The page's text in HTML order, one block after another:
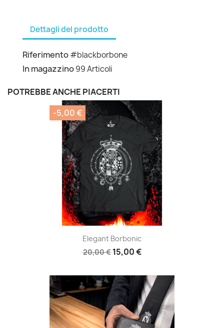
Dettagli del prodotto
Riferimento#blackborbone
In magazzino99 Articoli
POTREBBE ANCHE PIACERTI
Elegant Borbonic
20,00 € 15,00 €
-5,00 €